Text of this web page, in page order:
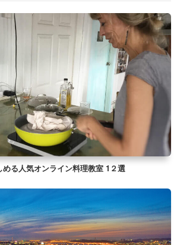
める人気オンライン料理教室 1２選